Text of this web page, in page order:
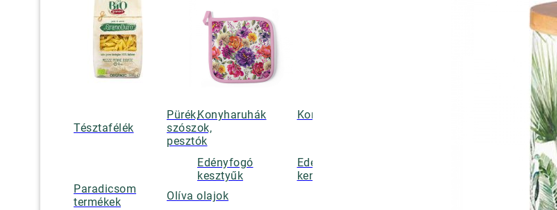
Tésztafélék
Pürék,
szószok,
pesztók
Paradicsom
termékek
Olíva olajok
Konyharuhák Konyhai kötények
Edényfogó
kesztyűk
Edényalátétek,
kenyérkosarak